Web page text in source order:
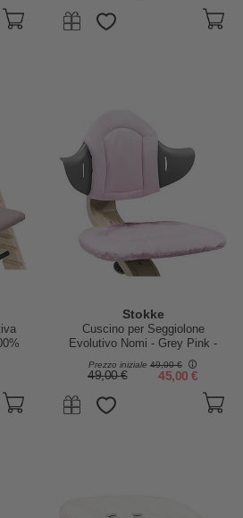
Stokke
Cuscino per Seggiolone
Evolutivo Nomi - Grey Pink -
Prezzo iniziale 49,00 €
49,00 € 45,00 €